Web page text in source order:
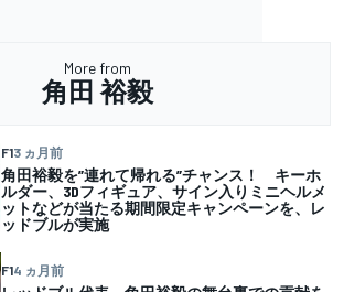
More from
角田 裕毅
F13 ヵ月前
角田裕毅を”連れて帰れる”チャンス！ キーホ
ルダー、3Dフィギュア、サイン入りミニヘルメ
ットなどが当たる期間限定キャンペーンを、レ
ッドブルが実施
F14 ヵ月前